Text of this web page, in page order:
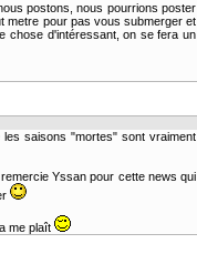
postons, nous pourrions poster
metre pour pas vous submerger et
chose d'intéressant, on se fera un
saisons "mortes" sont vraiment
Yssan pour cette news qui
me plaît